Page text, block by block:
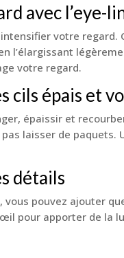
avec l’eye-
votre
l’élargissant
votre regard.
cils épais et
épaissir et
laisser de
détails
pouvez ajouter
pour apporter de la